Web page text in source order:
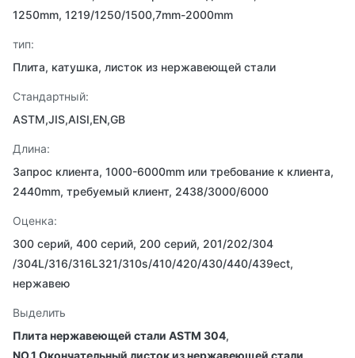
1250mm, 1219/1250/1500,7mm-2000mm
тип:
Плита, катушка, листок из нержавеющей стали
Стандартный:
ASTM,JIS,AISI,EN,GB
Длина:
Запрос клиента, 1000-6000mm или требование к клиента,
2440mm, требуемый клиент, 2438/3000/6000
Оценка:
300 серий, 400 серий, 200 серий, 201/202/304
/304L/316/316L321/310s/410/420/430/440/439ect,
нержавею
Выделить
Плита нержавеющей стали ASTM 304,
NO.1 Окончательный листок из нержавеющей стали,